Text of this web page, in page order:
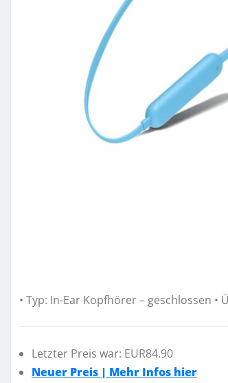
• Typ: In-Ear Kopfhörer – geschlossen
Letzter Preis war: EUR84.90
Neuer Preis | Mehr Infos hier